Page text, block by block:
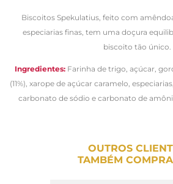
Biscoitos Spekulatius, feito com
especiarias finas, tem uma doçura
biscoito tão único.
Ingredientes: Farinha de trigo, açúcar,
(11%), xarope de açúcar caramelo,
carbonato de sódio e carbonato de
OUTROS
TAMBÉM